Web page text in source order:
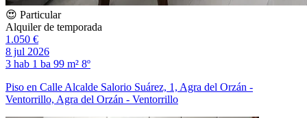
😍 Particular
Alquiler de temporada
1.050 €
8 jul 2026
3 hab 1 ba 99 m² 8º
Piso en Calle Alcalde Salorio Suárez, 1, Agra del Orzán -
Ventorrillo, Agra del Orzán - Ventorrillo